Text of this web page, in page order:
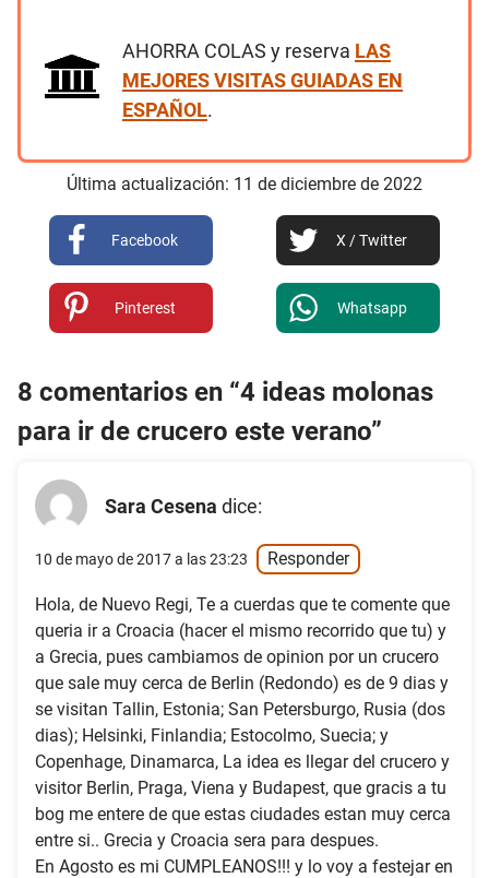
AHORRA COLAS y reserva LAS
MEJORES VISITAS GUIADAS EN
ESPAÑOL.
Última actualización: 11 de diciembre de 2022
Facebook X / Twitter
Pinterest Whatsapp
8 comentarios en “4 ideas molonas
para ir de crucero este verano”
Sara Cesena dice:
10 de mayo de 2017 a las 23:23 Responder
Hola, de Nuevo Regi, Te a cuerdas que te comente que
queria ir a Croacia (hacer el mismo recorrido que tu) y
a Grecia, pues cambiamos de opinion por un crucero
que sale muy cerca de Berlin (Redondo) es de 9 dias y
se visitan Tallin, Estonia; San Petersburgo, Rusia (dos
dias); Helsinki, Finlandia; Estocolmo, Suecia; y
Copenhage, Dinamarca, La idea es llegar del crucero y
visitor Berlin, Praga, Viena y Budapest, que gracis a tu
bog me entere de que estas ciudades estan muy cerca
entre si.. Grecia y Croacia sera para despues.
En Agosto es mi CUMPLEANOS!!! y lo voy a festejar en